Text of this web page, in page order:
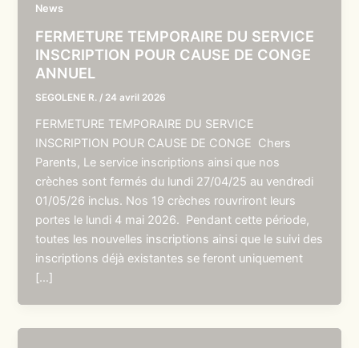
News
FERMETURE TEMPORAIRE DU SERVICE
INSCRIPTION POUR CAUSE DE CONGE
ANNUEL
SEGOLENE R. / 24 avril 2026
FERMETURE TEMPORAIRE DU SERVICE
INSCRIPTION POUR CAUSE DE CONGE Chers
Parents, Le service inscriptions ainsi que nos
crèches sont fermés du lundi 27/04/25 au vendredi
01/05/26 inclus. Nos 19 crèches rouvriront leurs
portes le lundi 4 mai 2026. Pendant cette période,
toutes les nouvelles inscriptions ainsi que le suivi des
inscriptions déjà existantes se feront uniquement
[…]